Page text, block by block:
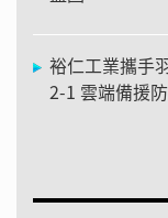
裕仁工業攜手
2-1 雲端備援